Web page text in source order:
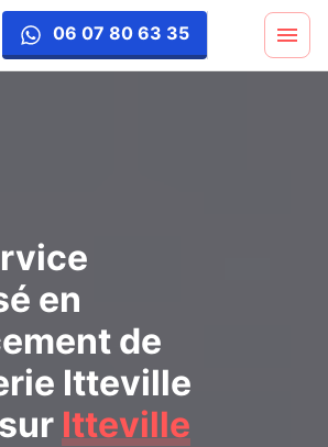
06 07 80 63 35
en
de
Itteville
sur Itteville